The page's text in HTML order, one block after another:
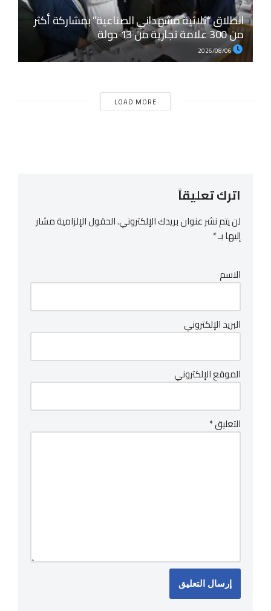
انطلاق “ثلاثية مشهداني الصناعية” بمشاركة أكثر
من 300 علامة تجارية من 13 دولة
2026/08/06
LOAD MORE
اترك تعليقاً
لن يتم نشر عنوان بريدك الإلكتروني.الحقول الإلزامية مشار
إليها بـ*
الاسم
البريد الإلكتروني
الموقع الإلكتروني
التعليق*